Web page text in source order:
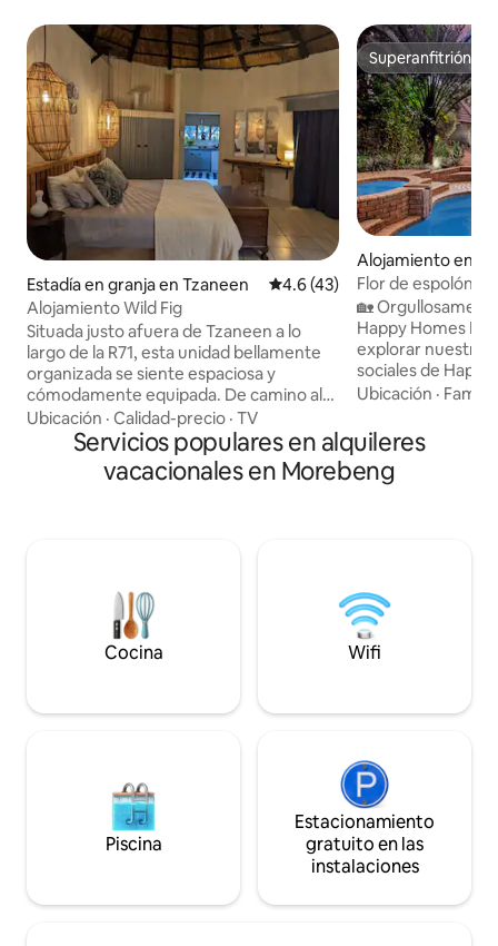
Estadía en granja en Tzaneen Calificación promedio: 4.6 de
4.6 (43)
Alojamiento Wild Fig
Situada justo afuera de Tzaneen a lo
largo de la R71, esta unidad bellamente
organizada se siente espaciosa y
cómodamente equipada. De camino al
Kruger Park. Paseos por la granja
disponibles. Gran televisión inteligente
que ofrece Netflix. El exuberante y
sombreado jardín privado, está vallado y
entretenimiento disponible en el horario
designado. Hay desayunos y cenas
preordenado disponibles.
Ubicación · Calidad-precio · TV
Superanfitrión
Superanfitrión
Alojamiento en
Flor de espolón
🏡
Happy Homes Los huéspedes pueden
explorar nuestras
sociales de
inspiración y
tranquilidad de
alojamiento
independiente,
escapadas de fin
alojamiento
para relajarte…🌿
Ubicación ·
Servicios populares en alquileres
vacacionales en Morebeng
Cocina Wifi
Piscina
Estacionamiento
gratuito en las
instalaciones